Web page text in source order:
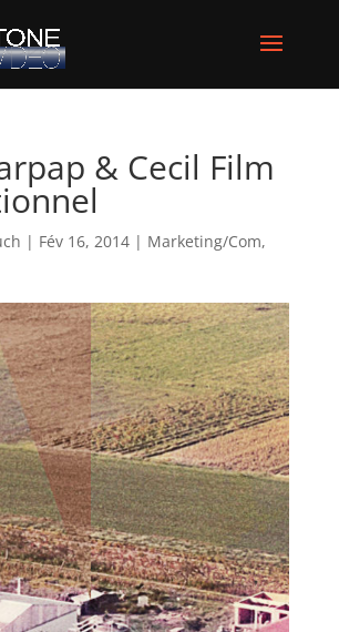
& Cecil Film
| Fév 16, 2014| Marketing/Com,